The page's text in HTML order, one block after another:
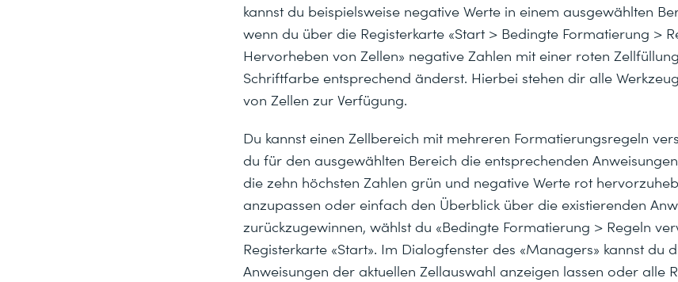
kannst du beispielsweise negative Werte in einem ausgewählten
wenn du über die Registerkarte «Start > Bedingte Formatierung >
Hervorheben von Zellen» negative Zahlen mit einer roten
Schriftfarbe entsprechend änderst. Hierbei stehen dir alle
von Zellen zur Verfügung.
Du kannst einen Zellbereich mit mehreren Formatierungsregeln
du für den ausgewählten Bereich die entsprechenden
die zehn höchsten Zahlen grün und negative Werte rot
anzupassen oder einfach den Überblick über die existierenden
zurückzugewinnen, wählst du «Bedingte Formatierung > Regeln
Registerkarte «Start». Im Dialogfenster des «Managers» kannst du
Anweisungen der aktuellen Zellauswahl anzeigen lassen oder alle